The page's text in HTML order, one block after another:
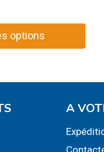
options
A